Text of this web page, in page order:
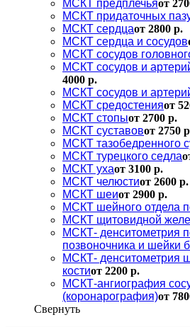
МСКТ предплечьяот
МСКТ придаточных
МСКТ сердцаот 2800 р.
МСКТ сердца и сосудов
МСКТ сосудов
МСКТ сосудов и
4000 р.
МСКТ сосудов и
МСКТ средостенияот
МСКТ стопыот 2700 р.
МСКТ суставовот 2750
МСКТ тазобедренного
МСКТ турецкого седла
МСКТ ухаот 3100 р.
МСКТ челюстиот 2600 р.
МСКТ шеиот 2900 р.
МСКТ шейного отдела
МСКТ щитовидной
МСКТ- денситометрия
позвоночника и шейки
МСКТ- денситометрия
костиот 2200 р.
МСКТ-ангиография
(коронарография)от
Свернуть